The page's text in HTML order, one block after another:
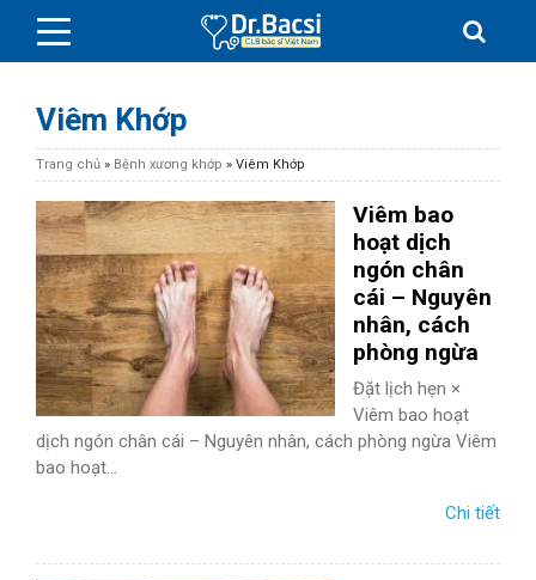
BỆNH DA LIỄU
BỆNH PHỤ KHOA
BỆNH XƯƠNG KHỚP
SỨC KHỎE GIỚI TÍNH
TAI – MŨI – HỌNG
Viêm Khớp
Trang chủ » Bệnh xương khớp » Viêm Khớp
Viêm bao
hoạt dịch
ngón chân
cái – Nguyên
nhân, cách
phòng ngừa
Đặt lịch hẹn ×
Viêm bao hoạt
dịch ngón chân cái – Nguyên nhân, cách phòng ngừa Viêm
bao hoạt...
Chi tiết